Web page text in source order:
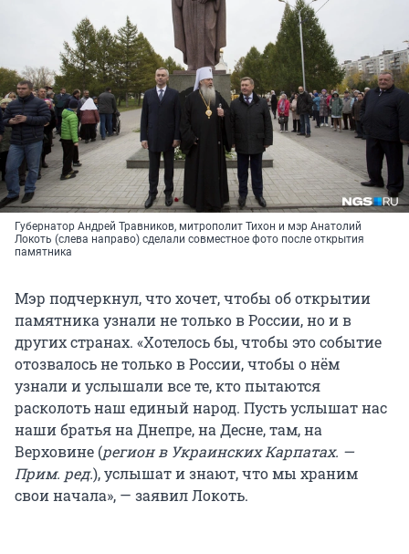
Губернатор Андрей Травников, митрополит Тихон и мэр Анатолий
Локоть (слева направо) сделали совместное фото после открытия
памятника
Мэр подчеркнул, что хочет, чтобы об открытии
памятника узнали не только в России, но и в
других странах. «Хотелось бы, чтобы это событие
отозвалось не только в России, чтобы о нём
узнали и услышали все те, кто пытаются
расколоть наш единый народ. Пусть услышат нас
наши братья на Днепре, на Десне, там, на
Верховине (регион в Украинских Карпатах. —
Прим. ред.), услышат и знают, что мы храним
свои начала», — заявил Локоть.